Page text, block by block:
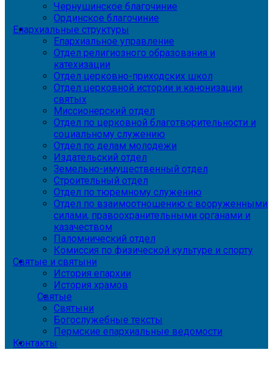
Чернушинское благочиние
Ординское благочиние
Епархиальные структуры
Епархиальное управление
Отдел религиозного образования и
катехизации
Отдел церковно-приходских школ
Отдел церковной истории и канонизации
святых
Миссионерский отдел
Отдел по церковной благотворительности и
социальному служению
Отдел по делам молодежи
Издательский отдел
Земельно-имущественный отдел
Строительный отдел
Отдел по тюремному служению
Отдел по взаимоотношению с вооруженными
силами, правоохранительными органами и
казачеством
Паломнический отдел
Комиссия по физической культуре и спорту
Святые и святыни
История епархии
История храмов
Святые
Святыни
Богослужебные тексты
Пермские епархиальные ведомости
Контакты